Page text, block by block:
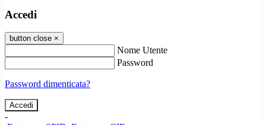
Accedi
button close ×
Nome Utente
Password
Password dimenticata?
-